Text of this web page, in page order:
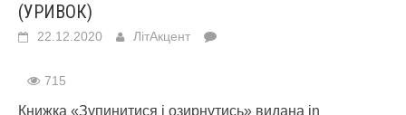
(УРИВОК)
22.12.2020 ЛітАкцент
715
Книжка «Зупинитися і озирнутись» видана in